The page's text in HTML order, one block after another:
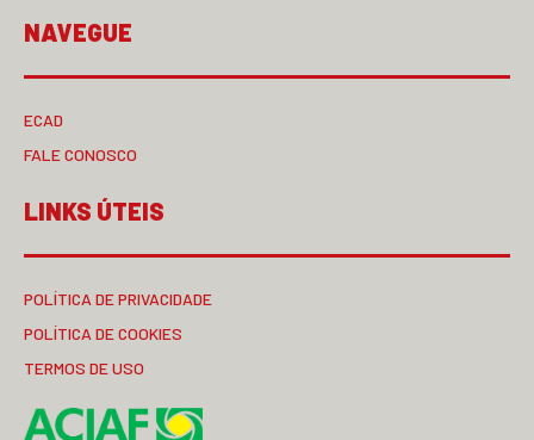
NAVEGUE
ECAD
FALE CONOSCO
LINKS ÚTEIS
POLÍTICA DE PRIVACIDADE
POLÍTICA DE COOKIES
TERMOS DE USO